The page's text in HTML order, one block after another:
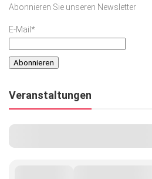
Lifestyle
Ausflug & Reise
SACHSEN IN PARIS
Abonnieren Sie unseren Newsletter
E-Mail*
Veranstaltungen